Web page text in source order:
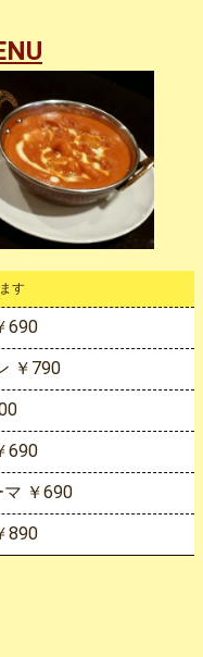
す
690
￥790
690
￥690
890